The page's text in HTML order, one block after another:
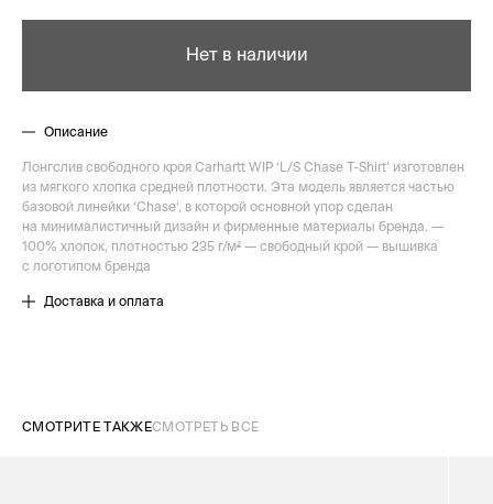
Нет в наличии
Описание
Лонгслив свободного кроя Carhartt WIP ‘L/S Chase T-Shirt’ изготовлен ​​
из мягкого хлопка средней плотности. Эта модель является частью
базовой линейки ‘Chase‘, в которой основной упор сделан
на минималистичный дизайн и фирменные материалы бренда. —
100% хлопок, плотностью 235 г/м² — свободный крой — вышивка
с логотипом бренда
Доставка и оплата
СМОТРИТЕ ТАКЖЕСМОТРЕТЬ ВСЕ